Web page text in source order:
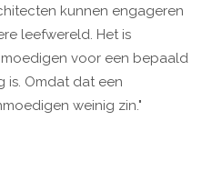
kunnen engageren
leefwereld. Het is
voor een bepaald
is. Omdat dat een
weinig zin."